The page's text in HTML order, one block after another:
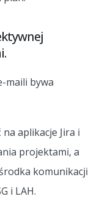
maili bywa
aplikacje Jira i
projektami, a
komunikacji
i LAH.